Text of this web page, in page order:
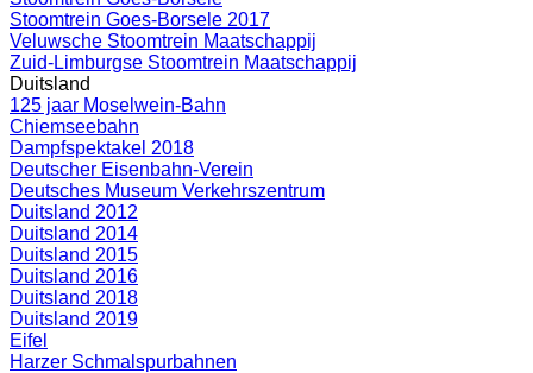
Stoomtrein Goes-Borsele 2017
Veluwsche Stoomtrein Maatschappij
Zuid-Limburgse Stoomtrein Maatschappij
Duitsland
125 jaar Moselwein-Bahn
Chiemseebahn
Dampfspektakel 2018
Deutscher Eisenbahn-Verein
Deutsches Museum Verkehrszentrum
Duitsland 2012
Duitsland 2014
Duitsland 2015
Duitsland 2016
Duitsland 2018
Duitsland 2019
Eifel
Harzer Schmalspurbahnen